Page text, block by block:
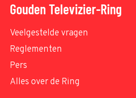
Gouden Televizier-Ring
Veelgestelde vragen
Reglementen
Pers
Alles over de Ring